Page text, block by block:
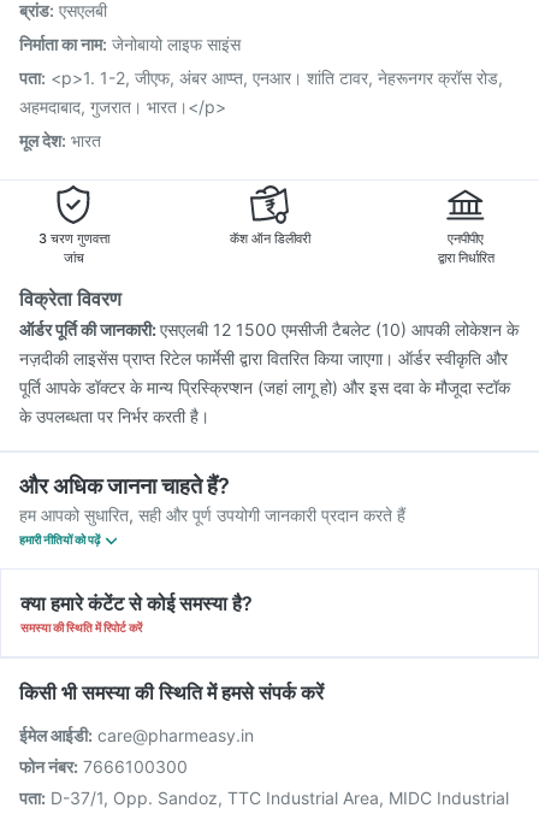
Pneumovax 23 Injection
Biovac A Vaccine Boostrix Vaccine
Nukovax 13 Vaccine
Rotasil Vaccine Typbar TCV Injection
Pneumosil Vaccine
Influvac Tetra Vaccine
ब्रांड: एसएलबी
निर्माता का नाम: जेनोबायो लाइफ साइंस
पता: <p>1. 1-2, जीएफ, अंबर आप्प्त, एनआर। शांति टावर, नेहरूनगर क्रॉस रोड,
अहमदाबाद, गुजरात। भारत।</p>
मूल देश: भारत
3 चरण गुणवत्ता
जांच
कॅश ऑन डिलीवरी
एनपीपीए
द्वारा निर्धारित
विक्रेता विवरण
ऑर्डर पूर्ति की जानकारी:एसएलबी 12 1500 एमसीजी टैबलेट (10) आपकी लोकेशन के
नज़दीकी लाइसेंस प्राप्त रिटेल फार्मेसी द्वारा वितरित किया जाएगा। ऑर्डर स्वीकृति और
पूर्ति आपके डॉक्टर के मान्य प्रिस्क्रिप्शन (जहां लागू हो) और इस दवा के मौजूदा स्टॉक
के उपलब्धता पर निर्भर करती है।
और अधिक जानना चाहते हैं?
हम आपको सुधारित, सही और पूर्ण उपयोगी जानकारी प्रदान करते हैं
हमारी नीतियों को पढ़ें
क्या हमारे कंटेंट से कोई समस्या है?
समस्या की स्थिति में रिपोर्ट करें
किसी भी समस्या की स्थिति में हमसे संपर्क करें
ईमेल आईडी: care@pharmeasy.in
फोन नंबर: 7666100300
पता: D-37/1, Opp. Sandoz, TTC Industrial Area, MIDC Industrial